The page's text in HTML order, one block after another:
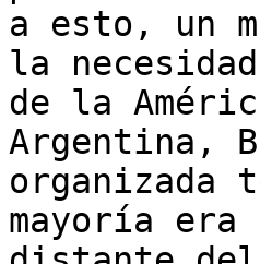
a esto, un
la
de la
Argentina,
organizada
mayoría